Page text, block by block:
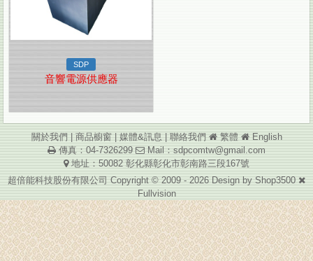
SDP
音響電源供應器
關於我們 商品櫥窗| 媒體&訊息 聯絡我們 繁體
English
傳真：04-7326299
Mail： sdpcomtw@gmail.com
地址：50082 彰化縣彰化市彰南路三段167號
超倍能科技股份有限公司 Copyright © 2009 - 2026 Design by Shop3500
Fullvision